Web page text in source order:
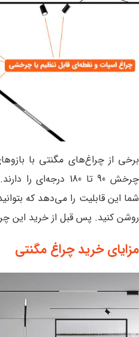
برخی از چراغ‌های مگنتی با
چرخش 90 تا 180
شما این قابلیت را می‌دهد که
روشن کنید. پس قبل از خرید این
مزایای خرید چراغ مگنتی